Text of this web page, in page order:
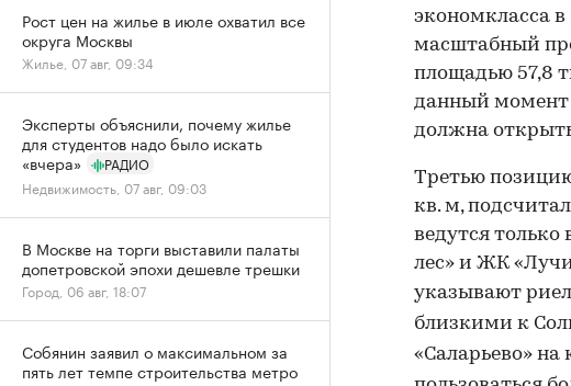
экономкласса
масштабный
площадью 57,8
данный момент
должна
Третью позицию
кв. м,
ведутся
лес» и ЖК
указывают
близкими к
«Саларьево» на
Рост цен на жилье в июле охватил все
округа Москвы
Жилье, 07 авг, 09:34
Эксперты объяснили, почему жилье
для студентов надо было искать
«вчера»
РАДИО
Недвижимость, 07 авг, 09:03
В Москве на торги выставили палаты
допетровской эпохи дешевле трешки
Город, 06 авг, 18:07
Собянин заявил о максимальном за
пять лет темпе строительства метро